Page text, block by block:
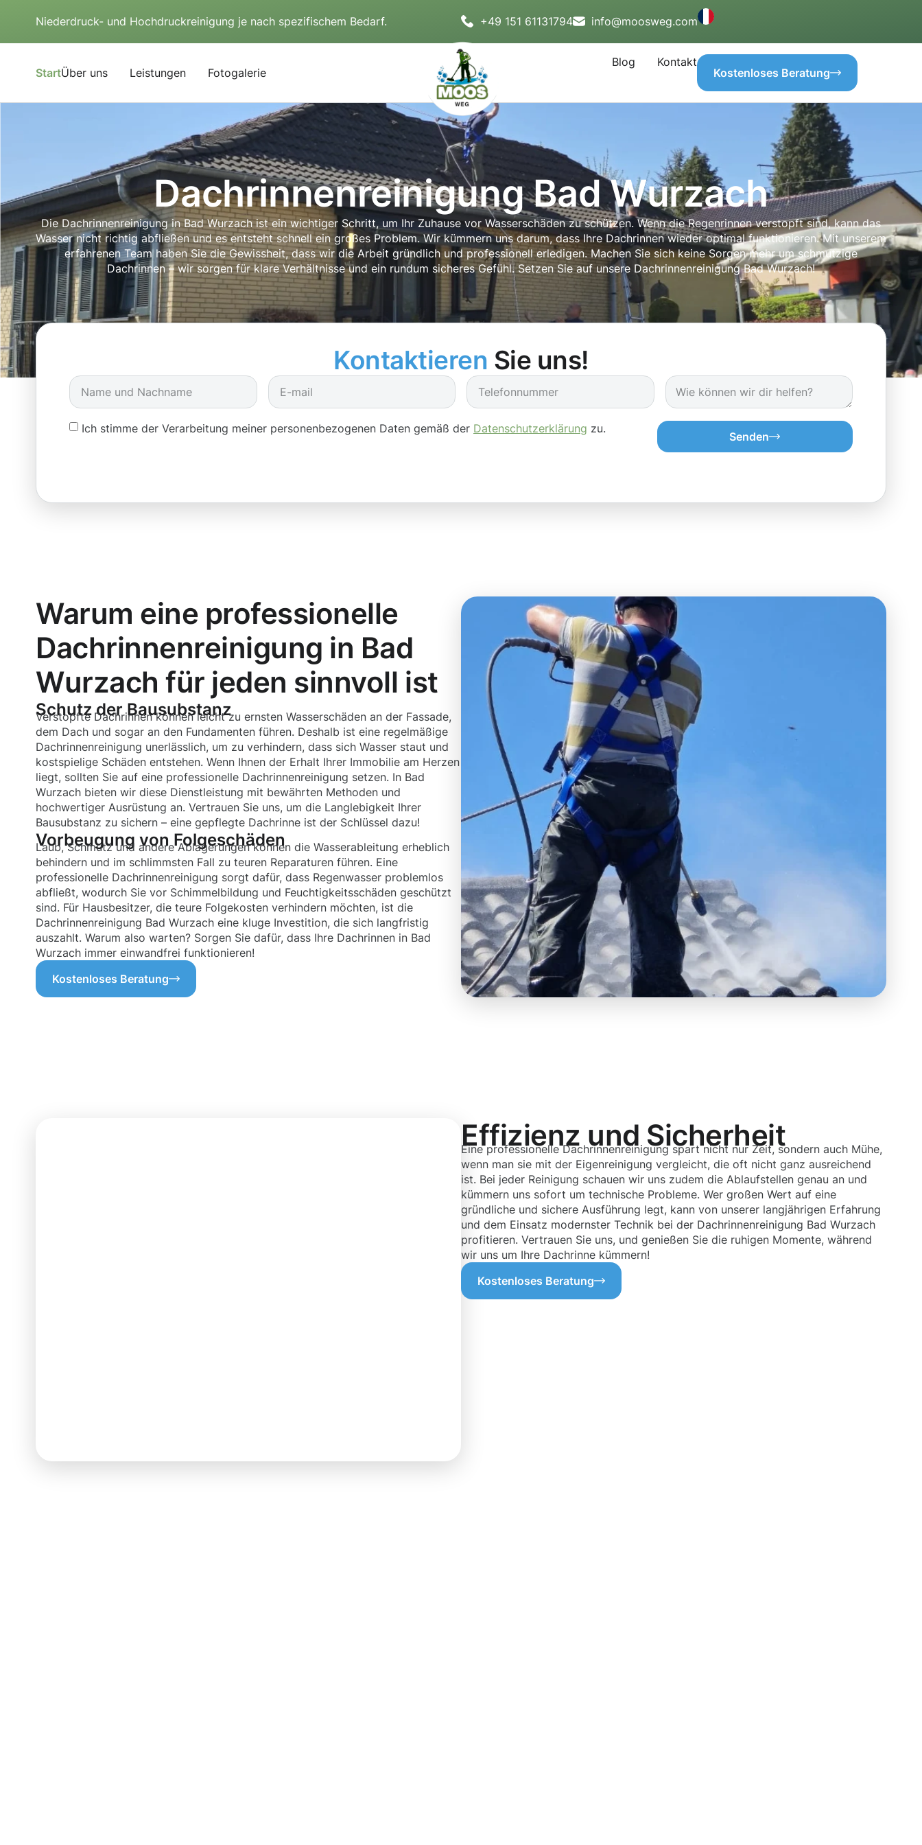
Niederdruck- und Hochdruckreinigung je nach spezifischem Bedarf. +49 151 61131794 info@moosweg.com
StartÜber uns Leistungen Fotogalerie
Blog
Kontakt
Kostenloses Beratung
Dachrinnenreinigung Bad Wurzach
Die Dachrinnenreinigung in Bad Wurzach ist ein wichtiger Schritt, um Ihr Zuhause vor Wasserschäden zu schützen. Wenn die Regenrinnen verstopft sind, kann das
Wasser nicht richtig abfließen und es entsteht schnell ein großes Problem. Wir kümmern uns darum, dass Ihre Dachrinnen wieder optimal funktionieren. Mit unserem
erfahrenen Team haben Sie die Gewissheit, dass wir die Arbeit gründlich und professionell erledigen. Machen Sie sich keine Sorgen mehr um schmutzige
Dachrinnen – wir sorgen für klare Verhältnisse und ein rundum sicheres Gefühl. Setzen Sie auf unsere Dachrinnenreinigung Bad Wurzach!
Kontaktieren Sie uns!
Ich stimme der Verarbeitung meiner personenbezogenen Daten gemäß der Datenschutzerklärung zu.
Senden
Warum eine professionelle
Dachrinnenreinigung in Bad
Wurzach für jeden sinnvoll ist
Schutz der Bausubstanz
Verstopfte Dachrinnen können leicht zu ernsten Wasserschäden an der Fassade,
dem Dach und sogar an den Fundamenten führen. Deshalb ist eine regelmäßige
Dachrinnenreinigung unerlässlich, um zu verhindern, dass sich Wasser staut und
kostspielige Schäden entstehen. Wenn Ihnen der Erhalt Ihrer Immobilie am Herzen
liegt, sollten Sie auf eine professionelle Dachrinnenreinigung setzen. In Bad
Wurzach bieten wir diese Dienstleistung mit bewährten Methoden und
hochwertiger Ausrüstung an. Vertrauen Sie uns, um die Langlebigkeit Ihrer
Bausubstanz zu sichern – eine gepflegte Dachrinne ist der Schlüssel dazu!
Vorbeugung von Folgeschäden
Laub, Schmutz und andere Ablagerungen können die Wasserableitung erheblich
behindern und im schlimmsten Fall zu teuren Reparaturen führen. Eine
professionelle Dachrinnenreinigung sorgt dafür, dass Regenwasser problemlos
abfließt, wodurch Sie vor Schimmelbildung und Feuchtigkeitsschäden geschützt
sind. Für Hausbesitzer, die teure Folgekosten verhindern möchten, ist die
Dachrinnenreinigung Bad Wurzach eine kluge Investition, die sich langfristig
auszahlt. Warum also warten? Sorgen Sie dafür, dass Ihre Dachrinnen in Bad
Wurzach immer einwandfrei funktionieren!
Kostenloses Beratung
Effizienz und Sicherheit
Eine professionelle Dachrinnenreinigung spart nicht nur Zeit, sondern auch Mühe,
wenn man sie mit der Eigenreinigung vergleicht, die oft nicht ganz ausreichend
ist. Bei jeder Reinigung schauen wir uns zudem die Ablaufstellen genau an und
kümmern uns sofort um technische Probleme. Wer großen Wert auf eine
gründliche und sichere Ausführung legt, kann von unserer langjährigen Erfahrung
und dem Einsatz modernster Technik bei der Dachrinnenreinigung Bad Wurzach
profitieren. Vertrauen Sie uns, und genießen Sie die ruhigen Momente, während
wir uns um Ihre Dachrinne kümmern!
Kostenloses Beratung